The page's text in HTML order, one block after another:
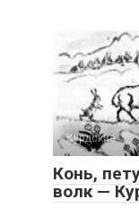
Курдские
Конь,
волк —